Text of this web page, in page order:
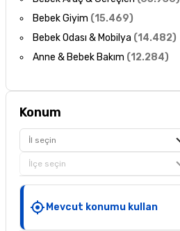
Bebek Giyim (15.469)
Bebek Odası & Mobilya (14.482)
Anne & Bebek Bakım (12.284)
Konum
İl seçin
İlçe seçin
Mevcut konumu kullan